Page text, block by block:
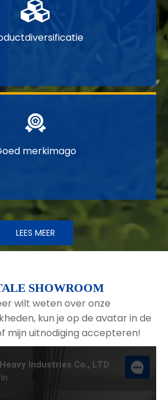


merkimago
LEES MEER
SHOWROOM
wilt weten over onze
kun je op de avatar in de
mijn uitnodiging accepteren!